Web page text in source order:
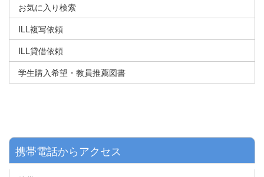
お気に入り検索
ILL複写依頼
ILL貸借依頼
学生購入希望・教員推薦図書
携帯電話からアクセス